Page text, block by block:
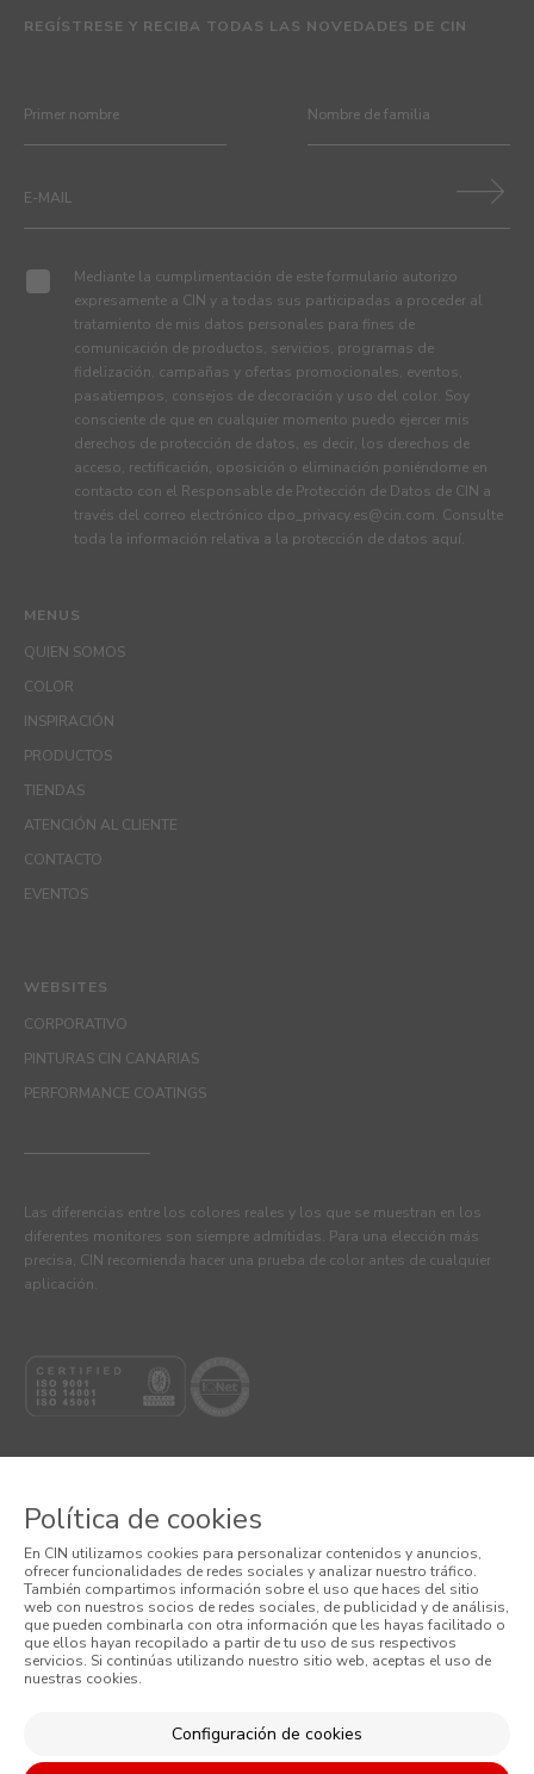
MENUS
QUIEN SOMOS
COLOR
INSPIRACIÓN
PRODUCTOS
TIENDAS
ATENCIÓN AL CLIENTE
CONTACTO
EVENTOS
REGÍSTRESE Y RECIBA TODAS LAS NOVEDADES DE CIN
Mediante la cumplimentación de este formulario autorizo
expresamente a CIN y a todas sus participadas a proceder al
tratamiento de mis datos personales para fines de
comunicación de productos, servicios, programas de
fidelización, campañas y ofertas promocionales, eventos,
pasatiempos, consejos de decoración y uso del color. Soy
consciente de que en cualquier momento puedo ejercer mis
derechos de protección de datos, es decir, los derechos de
acceso, rectificación, oposición o eliminación poniéndome en
contacto con el Responsable de Protección de Datos de CIN a
través del correo electrónico dpo_privacy.es@cin.com. Consulte
toda la información relativa a la protección de datos aquí.
WEBSITES
CORPORATIVO
PINTURAS CIN CANARIAS
PERFORMANCE COATINGS
Las diferencias entre los colores reales y los que se muestran en los
diferentes monitores son siempre admitidas. Para una elección más
precisa, CIN recomienda hacer una prueba de color antes de cualquier
aplicación.
Términos y Condiciones
Política de Privacidad
Política de Cookies
Condiciones Generales de Venta
Política de cookies
En CIN utilizamos cookies para personalizar contenidos y anuncios,
ofrecer funcionalidades de redes sociales y analizar nuestro tráfico.
También compartimos información sobre el uso que haces del sitio
web con nuestros socios de redes sociales, de publicidad y de análisis,
que pueden combinarla con otra información que les hayas facilitado o
que ellos hayan recopilado a partir de tu uso de sus respectivos
servicios. Si continúas utilizando nuestro sitio web, aceptas el uso de
nuestras cookies.
Configuración de cookies